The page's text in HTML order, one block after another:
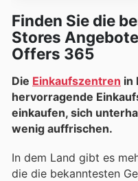
Finden Sie die
Stores
Offers 365
Die Einkaufszentren in
hervorragende
einkaufen, sich
wenig auffrischen.
In dem Land gibt es
die die bekanntesten